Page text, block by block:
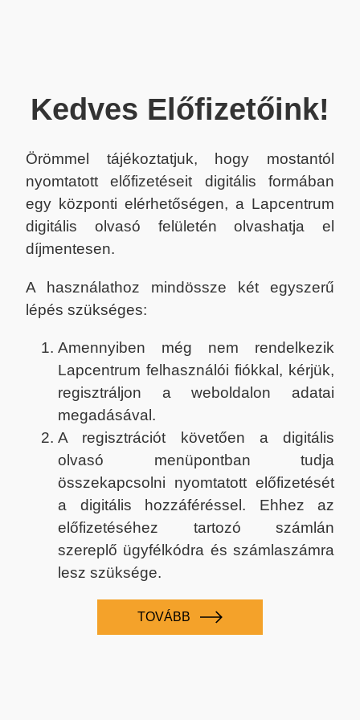
Kedves Előfizetőink!
Örömmel tájékoztatjuk, hogy mostantól
nyomtatott előfizetéseit digitális formában
egy központi elérhetőségen, a Lapcentrum
digitális olvasó felületén olvashatja el
díjmentesen.
A használathoz mindössze két egyszerű
lépés szükséges:
Amennyiben még nem rendelkezik
Lapcentrum felhasználói fiókkal, kérjük,
regisztráljon a weboldalon adatai
megadásával.
A regisztrációt követően a digitális
olvasó menüpontban tudja
összekapcsolni nyomtatott előfizetését
a digitális hozzáféréssel. Ehhez az
előfizetéséhez tartozó számlán
szereplő ügyfélkódra és számlaszámra
lesz szüksége.
TOVÁBB